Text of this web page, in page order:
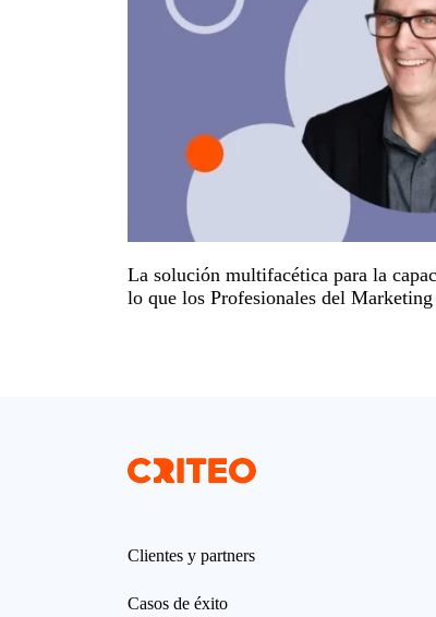
La solución multifacética para la
lo que los Profesionales del Marketing
Clientes y partners
Casos de éxito